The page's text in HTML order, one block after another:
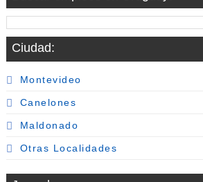
Ciudad:
Montevideo
Canelones
Maldonado
Otras Localidades